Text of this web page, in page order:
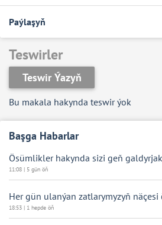
Paýlaşyň
Başga Habarlar
Ösümlikler hakynda sizi geň
11:08 | 5 gün öň
Her gün ulanýan zatlarymyzyň
18:53 | 1 hepde öň
Teswirler
Teswir Ýazyň
Bu makala hakynda teswir ýok